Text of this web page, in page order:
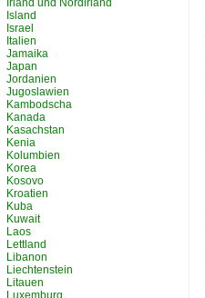
Irland und Nordirland
Island
Israel
Italien
Jamaika
Japan
Jordanien
Jugoslawien
Kambodscha
Kanada
Kasachstan
Kenia
Kolumbien
Korea
Kosovo
Kroatien
Kuba
Kuwait
Laos
Lettland
Libanon
Liechtenstein
Litauen
Luxemburg